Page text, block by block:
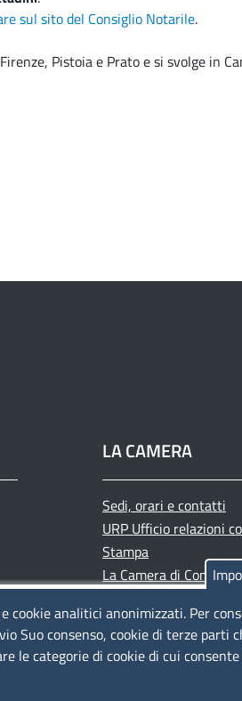
sul sito del Consiglio Notarile.
Pistoia e Prato e si svolge in
LA CAMERA
Sedi, orari e contatti
URP Ufficio relazioni
Stampa
La Camera di
Siti tematici
cookie analitici anonimizzati. Per
Suo consenso, cookie di terze
le categorie di cookie di cui